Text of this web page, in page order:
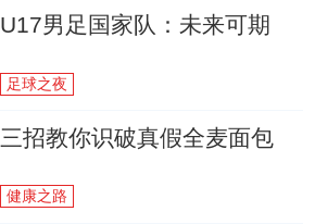
U17男足国家队：未来可期
足球之夜
三招教你识破真假全麦面包
健康之路